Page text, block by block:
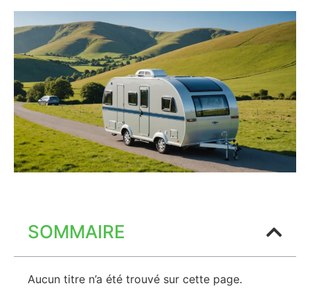
SOMMAIRE
Aucun titre n’a été trouvé sur cette page.